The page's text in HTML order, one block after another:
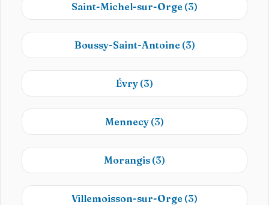
Saint-Michel-sur-Orge (3)
Boussy-Saint-Antoine (3)
Évry (3)
Mennecy (3)
Morangis (3)
Villemoisson-sur-Orge (3)